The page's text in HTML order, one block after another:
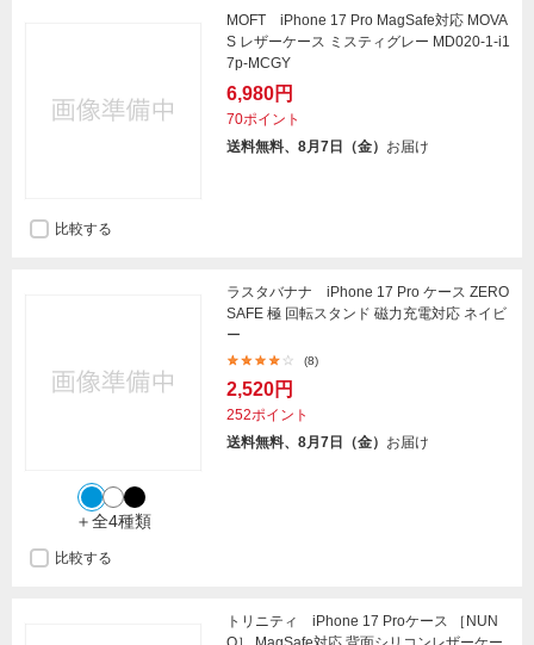
MOFT iPhone 17 Pro MagSafe対応 MOVA
S レザーケース ミスティグレー MD020-1-i1
7p-MCGY
6,980円
70ポイント
送料無料、8月7日（金） お届け
比較する
＋全4種類
ラスタバナナ iPhone 17 Pro ケース ZERO
SAFE 極 回転スタンド 磁力充電対応 ネイビ
ー
(8)
2,520円
252ポイント
送料無料、8月7日（金） お届け
比較する
トリニティ iPhone 17 Proケース ［NUN